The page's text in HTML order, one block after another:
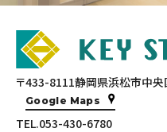
〒433-8111静岡県浜松市中
Google Maps
TEL.053-430-6780